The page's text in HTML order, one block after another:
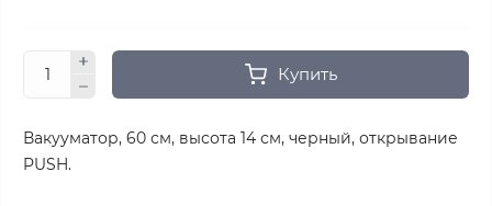
Купить
Вакууматор, 60 см, высота 14 см, черный, открывание
PUSH.